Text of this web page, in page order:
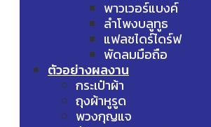
พาวเวอร์แบงค์
ลำโพงบลูทูธ
แฟลชไดร์ไดร์ฟ
พัดลมมือถือ
ตัวอย่างผลงาน
กระเป๋าผ้า
ถุงผ้าหูรูด
พวงกุญแจ